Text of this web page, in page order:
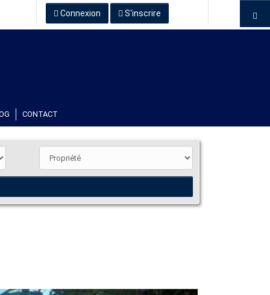
Connexion S'inscrire
CONTACT